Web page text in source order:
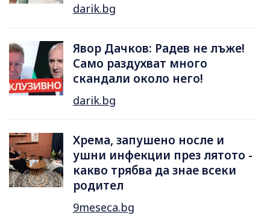
darik.bg
Явор Дачков: Радев не лъже!
Само раздухват много
скандали около него!
darik.bg
Хрема, запушено носле и
ушни инфекции през лятотo -
какво трябва да знае всеки
родител
9meseca.bg